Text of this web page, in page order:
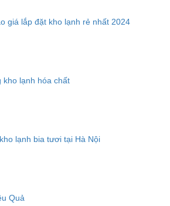
giá lắp đặt kho lạnh rẻ nhất 2024
kho lạnh hóa chất
lạnh bia tươi tại Hà Nội
Quả